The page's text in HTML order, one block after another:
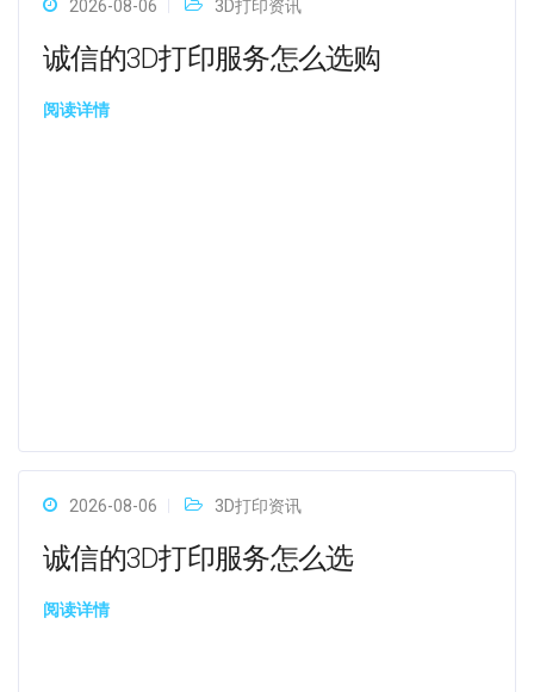
2026-08-06 3D打印资讯
诚信的3D打印服务怎么选购
阅读详情
2026-08-06 3D打印资讯
诚信的3D打印服务怎么选
阅读详情